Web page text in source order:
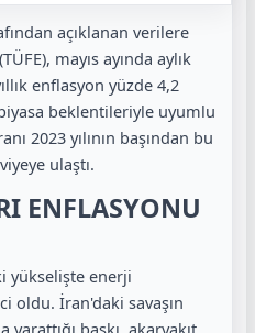
açıklanan verilere
mayıs ayında aylık
enflasyon yüzde 4,2
beklentileriyle uyumlu
2023 yılının başından bu
ulaştı.
ENFLASYONU
yükselişte enerji
oldu. İran'daki savaşın